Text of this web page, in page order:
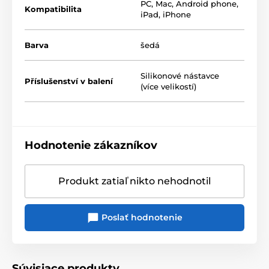
nelineárne skreslenie < 0,05 %
Kompatibilita
PC, Mac, Android phone,
iPad, iPhone
Barva šedá
Příslušenství v balení
Silikonové nástavce
(více velikostí)
Hodnotenie zákazníkov
Produkt zatiaľ nikto nehodnotil
Poslať hodnotenie